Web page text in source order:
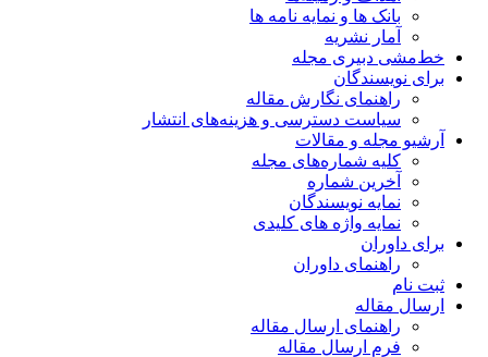
بانک ها و نمایه نامه ها
آمار نشریه
خط‌مشی دبیری مجله
برای نویسندگان
راهنمای نگارش مقاله
سیاست دسترسی و هزینه‌های انتشار
آرشیو مجله و مقالات
کلیه شماره‌های مجله
آخرین شماره
نمایه نویسندگان
نمایه واژه های کلیدی
برای داوران
راهنمای داوران
ثبت نام
ارسال مقاله
راهنمای ارسال مقاله
فرم ارسال مقاله